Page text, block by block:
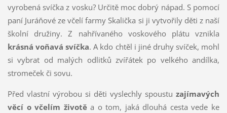
vyrobená svíčka z vosku? Určitě moc dobrý nápad. S pomocí
paní Juráňové ze včelí farmy Skalička si ji vytvořily děti z naší
školní družiny. Z nahřívaného voskového plátu vznikla
krásná voňavá svíčka. A kdo chtěl i jiné druhy svíček, mohl
si vybrat od malých odlitků zvířátek po velkého andílka,
stromeček či sovu.
Před vlastní výrobou si děti vyslechly spoustuzajímavých
věcí o včelím životěa o tom, jaká dlouhá cesta vede ke